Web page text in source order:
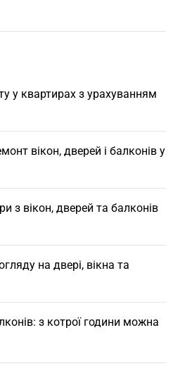
у квартирах з урахуванням
вікон, дверей і балконів у
з вікон, дверей та балконів
на двері, вікна та
з котрої години можна